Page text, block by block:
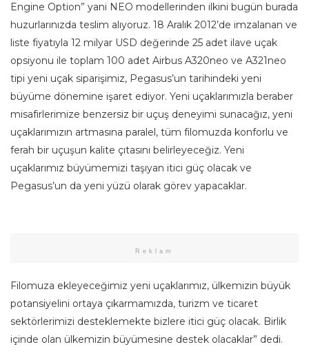
Engine Option” yani NEO modellerinden ilkini bugün burada
huzurlarınızda teslim alıyoruz. 18 Aralık 2012’de imzalanan ve
liste fiyatıyla 12 milyar USD değerinde 25 adet ilave uçak
opsiyonu ile toplam 100 adet Airbus A320neo ve A321neo
tipi yeni uçak siparişimiz, Pegasus’un tarihindeki yeni
büyüme dönemine işaret ediyor. Yeni uçaklarımızla beraber
misafirlerimize benzersiz bir uçuş deneyimi sunacağız, yeni
uçaklarımızın artmasına paralel, tüm filomuzda konforlu ve
ferah bir uçuşun kalite çıtasını belirleyeceğiz. Yeni
uçaklarımız büyümemizi taşıyan itici güç olacak ve
Pegasus’un da yeni yüzü olarak görev yapacaklar.
Reklam
Filomuza ekleyeceğimiz yeni uçaklarımız, ülkemizin büyük
potansiyelini ortaya çıkarmamızda, turizm ve ticaret
sektörlerimizi desteklemekte bizlere itici güç olacak. Birlik
içinde olan ülkemizin büyümesine destek olacaklar” dedi.